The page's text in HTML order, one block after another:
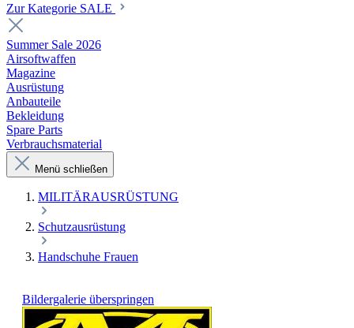
Zur Kategorie SALE
Summer Sale 2026
Airsoftwaffen
Magazine
Ausrüstung
Anbauteile
Bekleidung
Spare Parts
Verbrauchsmaterial
Menü schließen
MILITÄRAUSRÜSTUNG
Schutzausrüstung
Handschuhe Frauen
Bildergalerie überspringen